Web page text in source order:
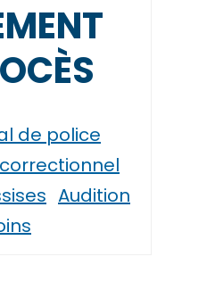
de police
Audition